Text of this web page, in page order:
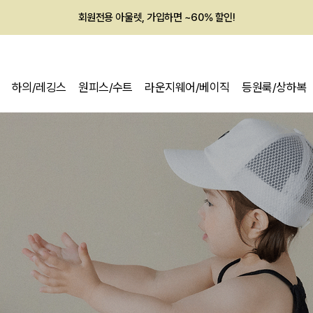
멤버십 최대 28,000원 혜택
하의/레깅스 원피스/수트 라운지웨어/베이직 등원룩/상하복